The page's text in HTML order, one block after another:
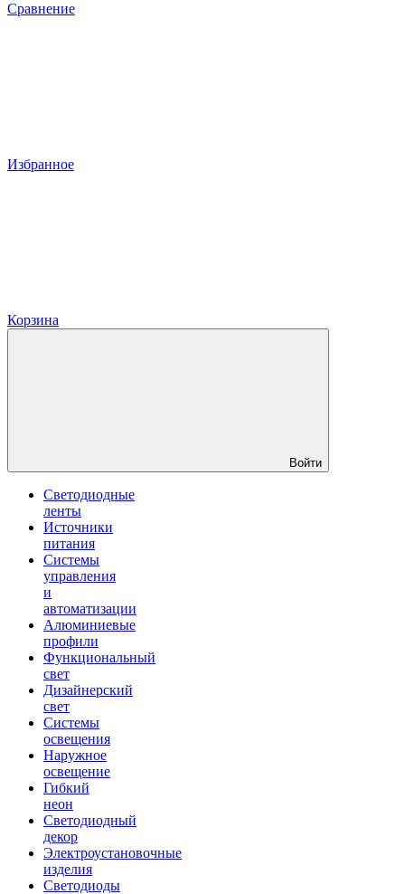
Сравнение
Избранное
Корзина
Войти
Светодиодные
ленты
Источники
питания
Системы
управления
и
автоматизации
Алюминиевые
профили
Функциональный
свет
Дизайнерский
свет
Системы
освещения
Наружное
освещение
Гибкий
неон
Светодиодный
декор
Электроустановочные
изделия
Светодиоды